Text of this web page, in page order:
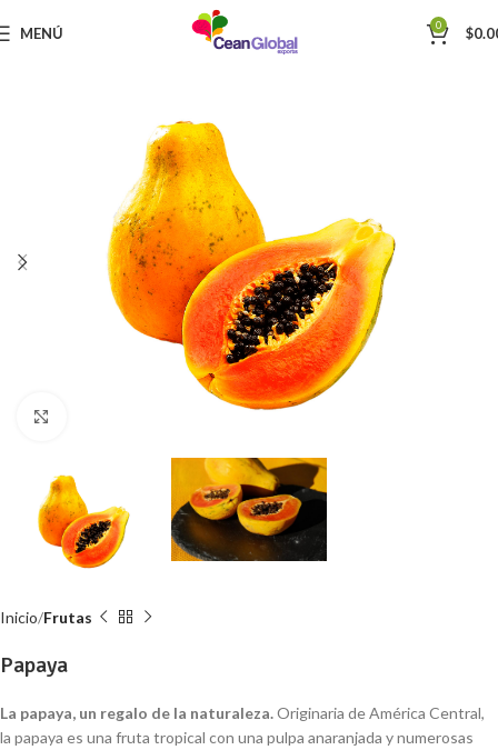
MENÚ 0 $
Inicio Frutas
Papaya
La papaya, un regalo de la naturaleza.Originaria de América Central,
la papaya es una fruta tropical con una pulpa anaranjada y numerosas